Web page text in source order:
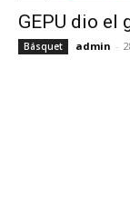
GEPU dio el
Básquet admin -